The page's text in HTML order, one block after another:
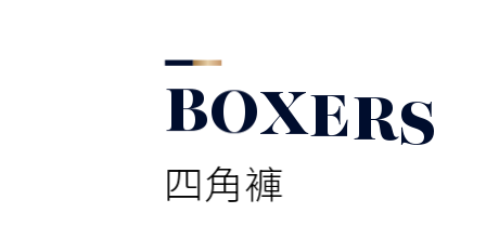
BOXERS
四角褲